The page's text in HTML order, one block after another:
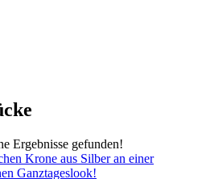
Ergebnisse gefunden!